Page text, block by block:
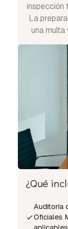
inspección
La
una multa
¿Qué
Auditoría
Oficiales